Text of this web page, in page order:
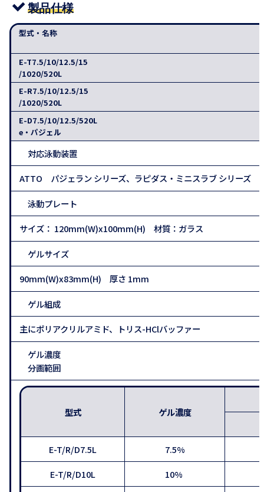
製品仕様
型式・名称
E-T7.5/10/12.5/15
/1020/520L
E-R7.5/10/12.5/15
/1020/520L
E-D7.5/10/12.5/520L
e・パジェル
対応泳動装置
ATTO パジェラン シリーズ、ラピダス・ミニスラブ シリーズ
泳動プレート
サイズ： 120mm(W)x100mm(H) 材質：ガラス
ゲルサイズ
90mm(W)x83mm(H) 厚さ 1mm
ゲル組成
主にポリアクリルアミド、トリス-HClバッファー
ゲル濃度
分画範囲
型式
ゲル濃度
E-T/R/D7.5L
7.5%
E-T/R/D10L
10%